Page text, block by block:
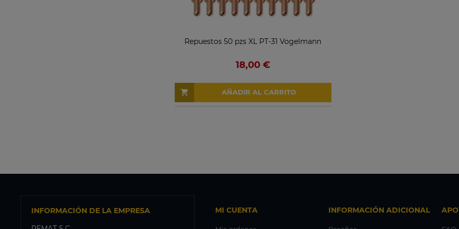
Repuestos 50 pzs XL PT-31 Vogelmann
18,00 €
AÑADIR AL CARRITO
MI CUENTA INFORMACIÓN ADICIONAL
INFORMACIÓN DE LA EMPRESA